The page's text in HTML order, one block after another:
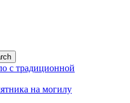
с традиционной
на могилу